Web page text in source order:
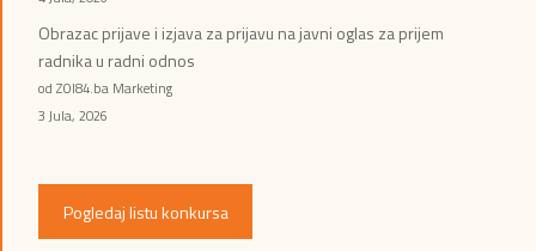
Obrazac prijave i izjava za prijavu na javni oglas za prijem
radnika u radni odnos
od ZOI84.ba Marketing
3 Jula, 2026
Pogledaj listu konkursa